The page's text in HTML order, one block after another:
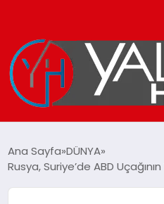
SPOR
Ana Sayfa DÜNYA
Rusya, Suriye’de ABD Uçağının